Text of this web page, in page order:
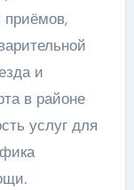
приёмов,
и
в районе
услуг для